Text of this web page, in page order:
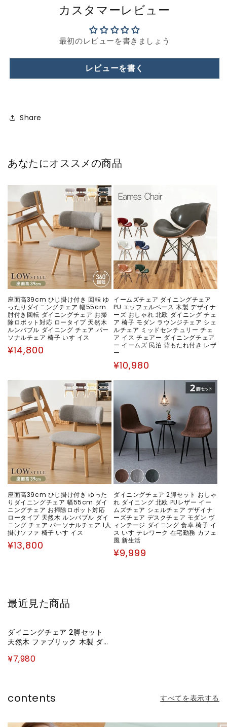
カスタマーレビュー
最初のレビューを書きましょう
レビューを書く
Share
あなたにオススメの商品
座面高39cm ひじ掛け付き 回転 ゆ
ったりダイニングチェア 幅55cm
肘付き回転 ダイニングチェア お掃
除ロボット対応 ロータイプ 天然木
ルンバブル ダイニング チェア パー
ソナルチェア 椅子 いす イス
通
格
¥14,800
イームズチェア ダイニングチェア
PU エッフェルベース 木製 デザイナ
ーズ おしゃれ 北欧 ダイニング チェ
ア 椅子 モダン ラウンジチェア シェ
ルチェア ミッドセンチュリー チェ
ア イス チェアー ダイニングチェア
ー イームズ 民泊 背もたれ付き レザ
ー
通
格
¥10,980
座面高39cm ひじ掛け付き ゆった
りダイニングチェア 幅55cm ダイ
ニングチェア お掃除ロボット対応
ロータイプ 天然木 ルンバブル ダイ
ニング チェア パーソナルチェア 1人
掛けソファ 椅子 いす イス
通
¥13,800
ダイニングチェア 2脚セット おしゃ
れ ダイニング 北欧 PUレザー イー
ムズチェア シェルチェア デザイナ
ーズチェア デスクチェア モダン ヴ
ィンテージ ダイニング 食卓 椅子 イ
ス いす テレワーク 在宅勤務 カフェ
風 新生活
通
¥9,999
最近見た商品
ダイニングチェア 2脚セット
天然木 ファブリック 木製 ダイ
生活 チェア 椅子 リビングチェ
¥7,980
contents すべてを表示する